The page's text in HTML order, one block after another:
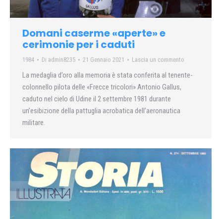
Domani caserme «aperte» e
cerimonie per i caduti
1984 Di admin8235 21 Gennaio 2021 Lascia un commento
La medaglia d’oro alla memoria è stata conferita al tenente-
colonnello pilota delle «Frecce tricolori» Antonio Gallus,
caduto nel cielo di Udine il 2 settembre 1981 durante
un’esibizione della pattuglia acrobatica dell’aeronautica
militare.